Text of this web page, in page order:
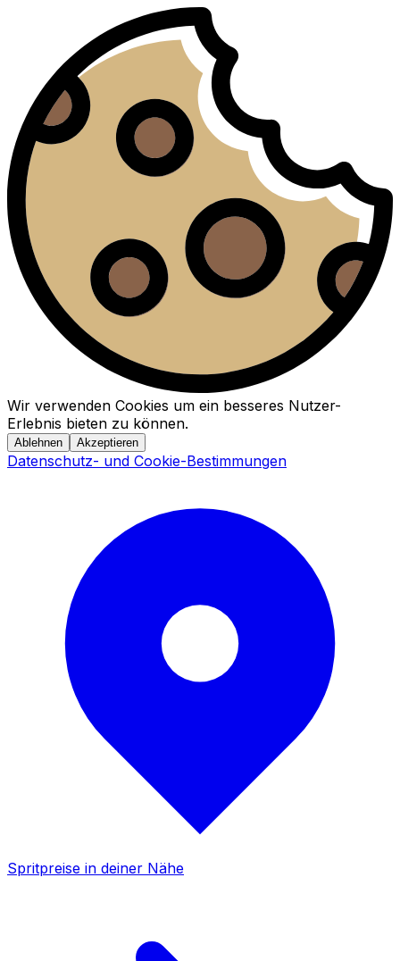
Wir verwenden Cookies um ein besseres Nutzer-
Erlebnis bieten zu können.
Ablehnen Akzeptieren
Datenschutz- und Cookie-Bestimmungen
Spritpreise in deiner Nähe